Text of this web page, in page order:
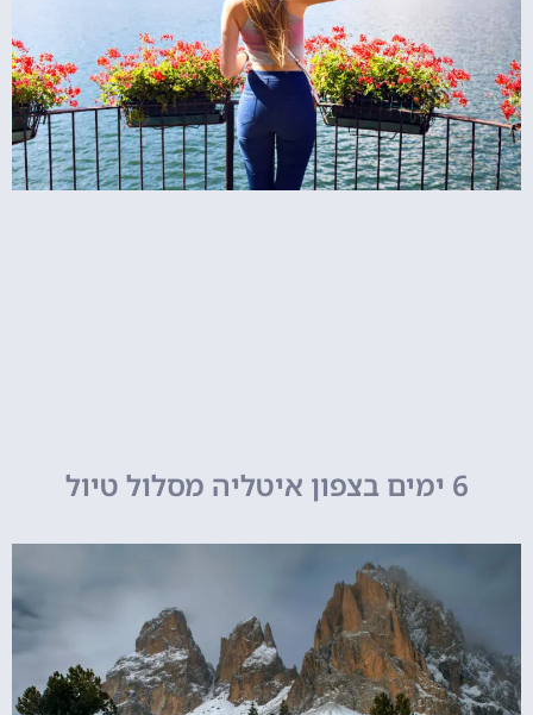
6 ימים בצפון איטליה מסלול טיול